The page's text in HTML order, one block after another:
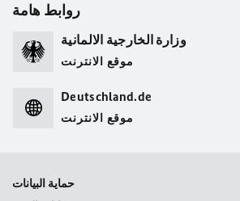
روابط هامة
وزارة الخارجية الالمانية
موقع الانترنت
Deutschland.de
موقع الانترنت
حماية البيانات